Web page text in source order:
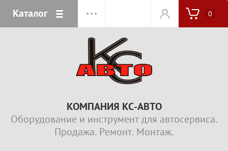
Каталог 0
КОМПАНИЯ КС-АВТО
Оборудование и инструмент для автосервиса.
Продажа. Ремонт. Монтаж.